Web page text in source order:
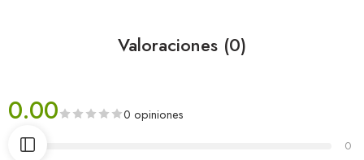
Valoraciones (0)
0.00 0 opiniones
0